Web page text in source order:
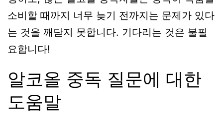
소비할 때까지 너무 늦기 전까지는 문제가 있다
는 것을 깨닫지 못합니다. 기다리는 것은 불필
요합니다!
알코올 중독 질문에 대한
도움말